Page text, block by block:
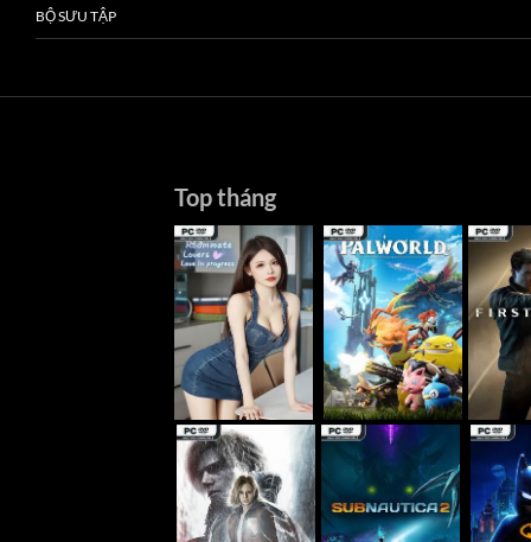
BỘ SƯU TẬP
Top tháng